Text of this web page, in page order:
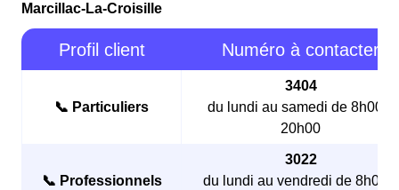
Marcillac-La-Croisille
Profil client Numéro à contacter
📞 Particuliers
3404
du lundi au samedi de 8h00 à
20h00
📞 Professionnels
3022
du lundi au vendredi de 8h00 à